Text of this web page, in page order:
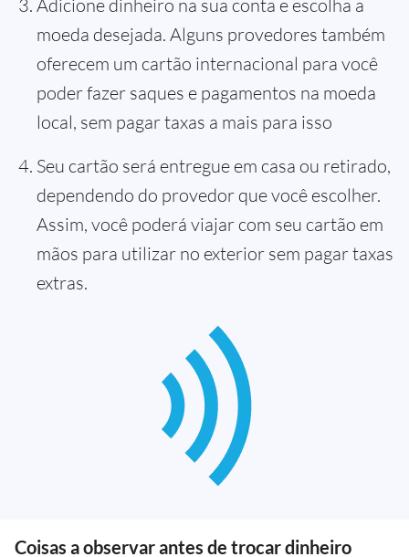
Adicione dinheiro na sua conta e escolha a
moeda desejada. Alguns provedores também
oferecem um cartão internacional para você
poder fazer saques e pagamentos na moeda
local, sem pagar taxas a mais para isso
Seu cartão será entregue em casa ou retirado,
dependendo do provedor que você escolher.
Assim, você poderá viajar com seu cartão em
mãos para utilizar no exterior sem pagar taxas
extras.
Coisas a observar antes de trocar dinheiro